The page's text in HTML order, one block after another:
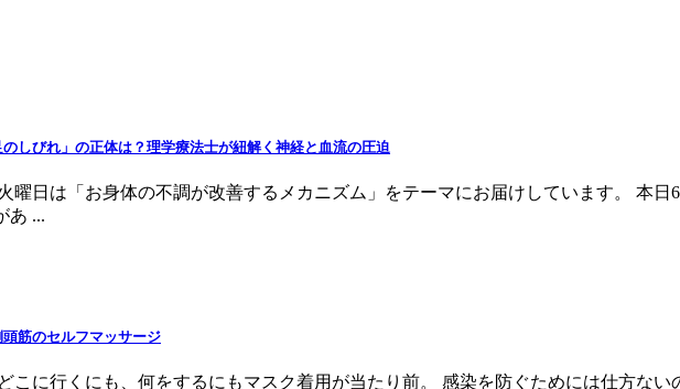
しびれ」の正体は？理学療法士が紐解く神経と血流の圧迫
曜日は「お身体の不調が改善するメカニズム」をテーマにお届けしています。 本
あ ...
筋のセルフマッサージ
こに行くにも、何をするにもマスク着用が当たり前。 感染を防ぐためには仕方な